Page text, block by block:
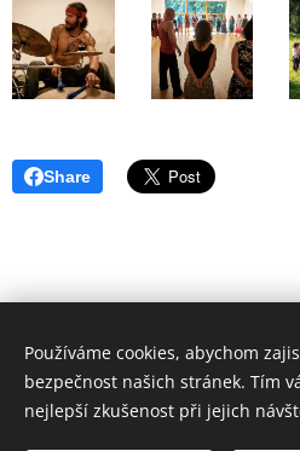
Share
Používáme cookies, abychom
bezpečnost našich stránek. Tím
nejlepší zkušenost při jejich